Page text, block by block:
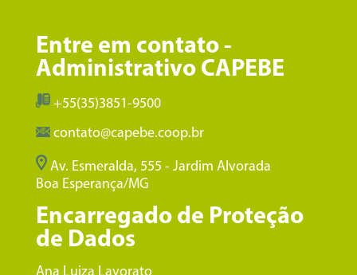
Entre em contato -
Administrativo CAPEBE
+55(35)3851-9500
contato@capebe.coop.br
Av. Esmeralda, 555 - Jardim Alvorada
Boa Esperança/MG
Encarregado de Proteção
de Dados